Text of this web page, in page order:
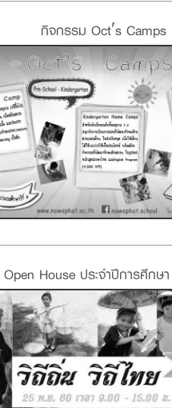
กิจกรรม Oct′s Camps
Open House ประจำปีการศึกษ